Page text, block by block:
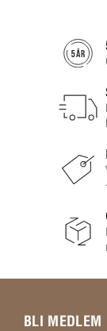
BLI MEDLEM